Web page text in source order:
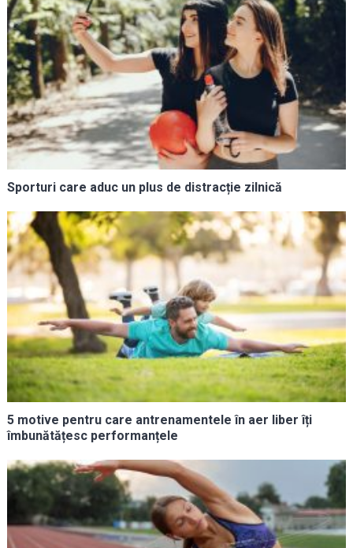
Sporturi care aduc un plus de distracție zilnică
5 motive pentru care antrenamentele în aer liber îți
îmbunătățesc performanțele